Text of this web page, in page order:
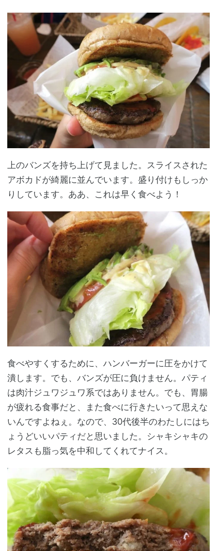
上のバンズを持ち上げて見ました。スライスされた
アボカドが綺麗に並んでいます。盛り付けもしっか
りしています。ああ、これは早く食べよう！
食べやすくするために、ハンバーガーに圧をかけて
潰します。でも、バンズが圧に負けません。パティ
は肉汁ジュワジュワ系ではありません。でも、胃腸
が疲れる食事だと、また食べに行きたいって思えな
いんですよねぇ。なので、30代後半のわたしにはち
ょうどいいパティだと思いました。シャキシャキの
レタスも脂っ気を中和してくれてナイス。